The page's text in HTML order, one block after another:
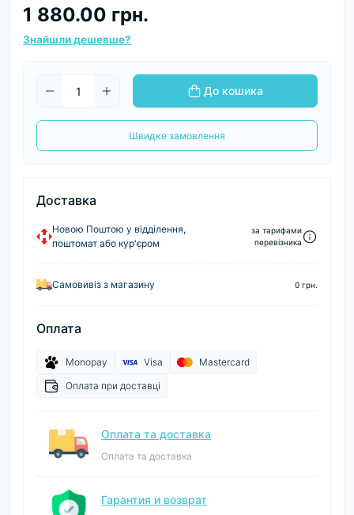
1 880.00 грн.
Знайшли дешевше?
До кошика
Швидке замовлення
Доставка
Новою Поштою у відділення,
поштомат або кур'єром
за тарифами
перевізника
Самовивіз з магазину 0 грн.
Оплата
Monopay Visa
Mastercard
Оплата при доставці
Оплата та доставка
Оплата та доставка
Гарантия и возврат